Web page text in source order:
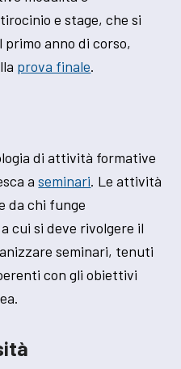
e stage, che si
primo anno di corso,
prova finale.
di attività formative
aseminari. Le attività
da chi funge
cui si deve rivolgere il
seminari, tenuti
con gli obiettivi